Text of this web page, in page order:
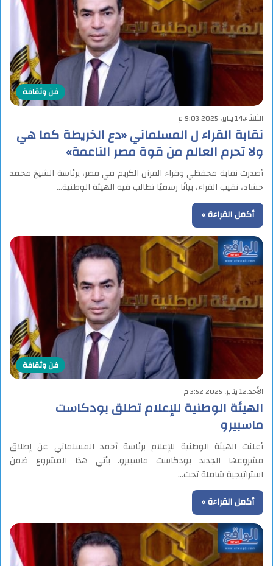
فن وثقافة
الثلاثاء,14 يناير, 2025 9:03 م
نقابة القراء ل المسلماني «دع الخريطة كما هي
ولا تحرم العالم من قوة مصر الناعمة»
أصدرت نقابة محفظي وقراء القرآن الكريم في مصر، برئاسة الشيخ محمد
حشاد، نقيب القراء، بيانًا رسميًا تطالب فيه الهيئة الوطنية…
أكمل القراءة »
فن وثقافة
الأحد,12 يناير, 2025 3:52 م
الهيئة الوطنية للإعلام تطلق بودكاست
ماسبيرو
أعلنت الهيئة الوطنية للإعلام برئاسة أحمد المسلماني عن إطلاق
مشروعها الجديد بودكاست ماسبيرو. يأتي هذا المشروع ضمن
استراتيجية شاملة تحت…
أكمل القراءة »